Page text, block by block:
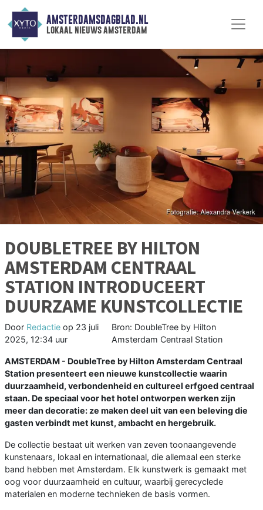
AMSTERDAMSDAGBLAD.NL
lokaal nieuws amsterdam
DOUBLETREE BY HILTON
AMSTERDAM CENTRAAL
STATION INTRODUCEERT
DUURZAME KUNSTCOLLECTIE
Door Redactie op 23 juli
2025, 12:34 uur
Bron: DoubleTree by Hilton
Amsterdam Centraal Station
AMSTERDAM - DoubleTree by Hilton Amsterdam Centraal
Station presenteert een nieuwe kunstcollectie waarin
duurzaamheid, verbondenheid en cultureel erfgoed centraal
staan. De speciaal voor het hotel ontworpen werken zijn
meer dan decoratie: ze maken deel uit van een beleving die
gasten verbindt met kunst, ambacht en hergebruik.
De collectie bestaat uit werken van zeven toonaangevende
kunstenaars, lokaal en internationaal, die allemaal een sterke
band hebben met Amsterdam. Elk kunstwerk is gemaakt met
oog voor duurzaamheid en cultuur, waarbij gerecyclede
materialen en moderne technieken de basis vormen.